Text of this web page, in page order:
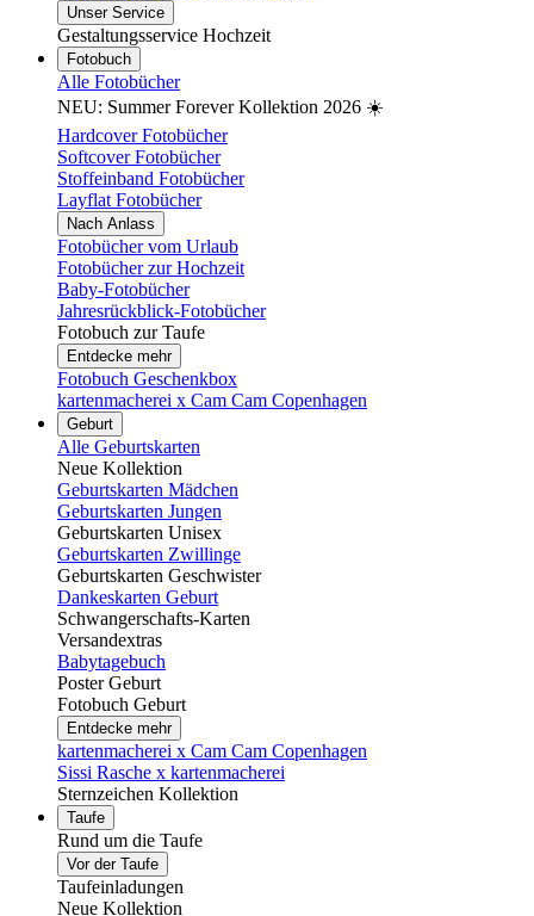
Unser Service
Gestaltungsservice Hochzeit
Fotobuch
Alle Fotobücher
NEU: Summer Forever Kollektion 2026 ☀️
Hardcover Fotobücher
Softcover Fotobücher
Stoffeinband Fotobücher
Layflat Fotobücher
Nach Anlass
Fotobücher vom Urlaub
Fotobücher zur Hochzeit
Baby-Fotobücher
Jahresrückblick-Fotobücher
Fotobuch zur Taufe
Entdecke mehr
Fotobuch Geschenkbox
kartenmacherei x Cam Cam Copenhagen
Geburt
Alle Geburtskarten
Neue Kollektion
Geburtskarten Mädchen
Geburtskarten Jungen
Geburtskarten Unisex
Geburtskarten Zwillinge
Geburtskarten Geschwister
Dankeskarten Geburt
Schwangerschafts-Karten
Versandextras
Babytagebuch
Poster Geburt
Fotobuch Geburt
Entdecke mehr
kartenmacherei x Cam Cam Copenhagen
Sissi Rasche x kartenmacherei
Sternzeichen Kollektion
Taufe
Rund um die Taufe
Vor der Taufe
Taufeinladungen
Neue Kollektion